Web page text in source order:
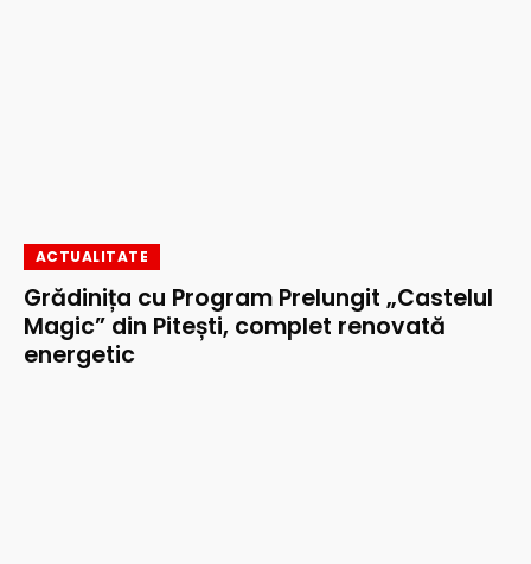
ACTUALITATE
Grădinița cu Program Prelungit „Castelul
Magic” din Pitești, complet renovată
energetic